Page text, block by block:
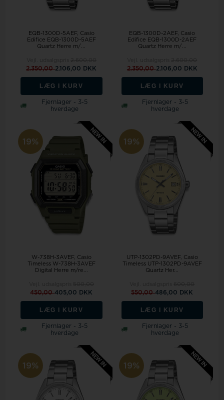
EQB-1300D-5AEF, Casio
Edifice EQB-1300D-5AEF
Quartz Herre m/...
2.350,002.106,00 DKK
LÆG I KURV
Fjernlager - 3-5
hverdage
EQB-1300D-2AEF, Casio
Edifice EQB-1300D-2AEF
Quartz Herre m/...
2.350,002.106,00 DKK
LÆG I KURV
Fjernlager - 3-5
hverdage
19%
W-738H-3AVEF, Casio
Timeless W-738H-3AVEF
Digital Herre m/re...
450,00405,00 DKK
LÆG I KURV
Fjernlager - 3-5
hverdage
19%
UTP-1302PD-9AVEF, Casio
Timeless UTP-1302PD-9AVEF
Quartz Her...
550,00486,00 DKK
LÆG I KURV
Fjernlager - 3-5
hverdage
19% 19%